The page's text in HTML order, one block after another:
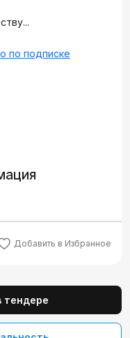
по подписке
Добавить в Избранное
тендере